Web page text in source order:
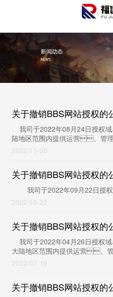
买球官网手机版·（中国）官方网站
关于撤销BBS网站授权的
我司于2022年08月24日授权
陆地区范围内提供运营、管
2022
11-08
关于撤销BBS网站授权的
我司于2022年09月22日授权
2022
10-22
关于撤销BBS网站授权的
我司于2022年04月26日授权
大陆地区范围内提供运营、
2022 07-19
关于撤销BBS网站授权的